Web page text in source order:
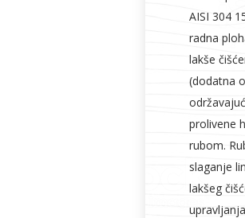
AISI 304
radna
lakše
(dodatna
prolivene
rubom.
slaganje
lakšeg